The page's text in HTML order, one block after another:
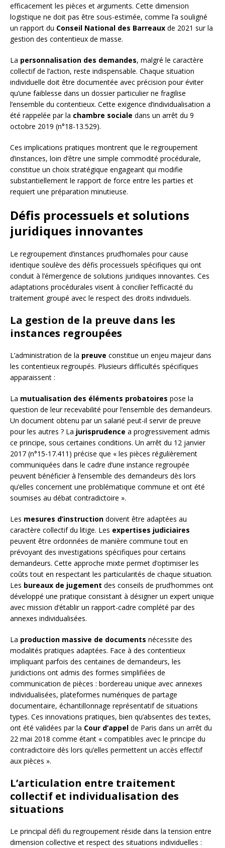
efficacement les pièces et arguments. Cette dimension
logistique ne doit pas être sous-estimée, comme l’a souligné
un rapport du Conseil National des Barreaux de 2021 sur la
gestion des contentieux de masse.
La personnalisation des demandes, malgré le caractère
collectif de l’action, reste indispensable. Chaque situation
individuelle doit être documentée avec précision pour éviter
qu’une faiblesse dans un dossier particulier ne fragilise
l’ensemble du contentieux. Cette exigence d’individualisation a
été rappelée par la chambre sociale dans un arrêt du 9
octobre 2019 (n°18-13.529).
Ces implications pratiques montrent que le regroupement
d’instances, loin d’être une simple commodité procédurale,
constitue un choix stratégique engageant qui modifie
substantiellement le rapport de force entre les parties et
requiert une préparation minutieuse.
Défis processuels et solutions
juridiques innovantes
Le regroupement d’instances prud’homales pour cause
identique soulève des défis processuels spécifiques qui ont
conduit à l’émergence de solutions juridiques innovantes. Ces
adaptations procédurales visent à concilier l’efficacité du
traitement groupé avec le respect des droits individuels.
La gestion de la preuve dans les
instances regroupées
L’administration de la preuve constitue un enjeu majeur dans
les contentieux regroupés. Plusieurs difficultés spécifiques
apparaissent :
La mutualisation des éléments probatoires pose la
question de leur recevabilité pour l’ensemble des demandeurs.
Un document obtenu par un salarié peut-il servir de preuve
pour les autres ? La jurisprudence a progressivement admis
ce principe, sous certaines conditions. Un arrêt du 12 janvier
2017 (n°15-17.411) précise que « les pièces régulièrement
communiquées dans le cadre d’une instance regroupée
peuvent bénéficier à l’ensemble des demandeurs dès lors
qu’elles concernent une problématique commune et ont été
soumises au débat contradictoire ».
Les mesures d’instruction doivent être adaptées au
caractère collectif du litige. Les expertises judiciaires
peuvent être ordonnées de manière commune tout en
prévoyant des investigations spécifiques pour certains
demandeurs. Cette approche mixte permet d’optimiser les
coûts tout en respectant les particularités de chaque situation.
Les bureaux de jugement des conseils de prud’hommes ont
développé une pratique consistant à désigner un expert unique
avec mission d’établir un rapport-cadre complété par des
annexes individualisées.
La production massive de documents nécessite des
modalités pratiques adaptées. Face à des contentieux
impliquant parfois des centaines de demandeurs, les
juridictions ont admis des formes simplifiées de
communication de pièces : bordereau unique avec annexes
individualisées, plateformes numériques de partage
documentaire, échantillonnage représentatif de situations
types. Ces innovations pratiques, bien qu’absentes des textes,
ont été validées par la Cour d’appel de Paris dans un arrêt du
22 mai 2018 comme étant « compatibles avec le principe du
contradictoire dès lors qu’elles permettent un accès effectif
aux pièces ».
L’articulation entre traitement
collectif et individualisation des
situations
Le principal défi du regroupement réside dans la tension entre
dimension collective et respect des situations individuelles :